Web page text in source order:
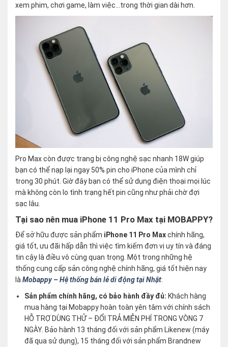
xem phim, chơi game, làm việc…trong thời gian dài hơn.
Pro Max còn được trang bị công nghệ sạc nhanh 18W giúp
bạn có thể nạp lại ngay 50% pin cho iPhone của mình chỉ
trong 30 phút. Giờ đây bạn có thể sử dụng điện thoại mọi lúc
mà không còn lo tình trạng hết pin cũng như phải chờ đợi
sạc lâu.
Tại sao nên mua iPhone 11 Pro Max tại MOBAPPY?
Để sở hữu được sản phẩm iPhone 11 Pro Maxchính hãng,
giá tốt, ưu đãi hấp dẫn thì việc tìm kiếm đơn vị uy tín và đáng
tin cậy là điều vô cùng quan trọng. Một trong những hệ
thống cung cấp sản công nghệ chính hãng, giá tốt hiện nay
là Mobappy – Hệ thống bán lẻ di động tại Nhật:
Sản phẩm chính hãng, có bảo hành đầy đủ: Khách hàng
mua hàng tại Mobappy hoàn toàn yên tâm với chính sách
HỖ TRỢ DÙNG THỬ – ĐỔI TRẢ MIỄN PHÍ TRONG VÒNG 7
NGÀY. Bảo hành 13 tháng đối với sản phẩm Likenew (máy
đã qua sử dụng), 15 tháng đối với sản phẩm Brandnew